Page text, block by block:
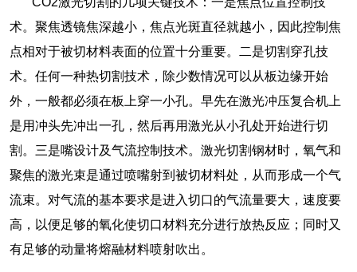
术。聚焦透镜焦深越小，焦点光斑直径就越小，因此控制焦
点相对于被切材料表面的位置十分重要。二是切割穿孔技
术。任何一种热切割技术，除少数情况可以从板边缘开始
外，一般都必须在板上穿一小孔。早先在激光冲压复合机上
是用冲头先冲出一孔，然后再用激光从小孔处开始进行切
割。三是嘴设计及气流控制技术。激光切割钢材时，氧气和
聚焦的激光束是通过喷嘴射到被切材料处，从而形成一个气
流束。对气流的基本要求是进入切口的气流量要大，速度要
高，以便足够的氧化使切口材料充分进行放热反应；同时又
有足够的动量将熔融材料喷射吹出。